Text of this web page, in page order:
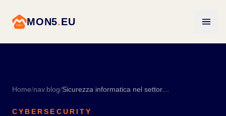
MON5.EU
Home/nav.blog/
CYBERSECURITY